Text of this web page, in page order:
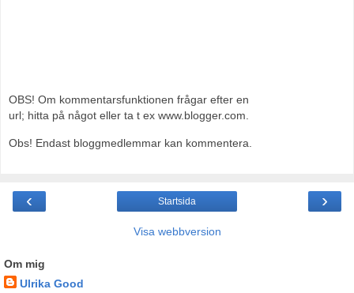
OBS! Om kommentarsfunktionen frågar efter en
url; hitta på något eller ta t ex www.blogger.com.
Obs! Endast bloggmedlemmar kan kommentera.
‹ ›
Startsida
Visa webbversion
Om mig
Ulrika Good